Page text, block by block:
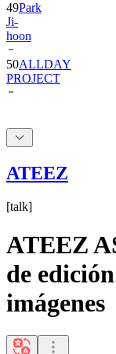
49Park
Ji-
hoon
50ALLDAY
PROJECT
ATEEZ
[talk]
ATEEZ
de
imágenes